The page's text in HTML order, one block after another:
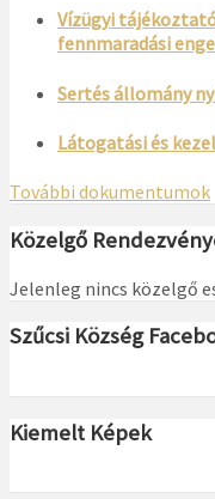
Vízügyi
fennmaradási
Sertés állomány
Látogatási és
További dokumentumok
Közelgő
Jelenleg nincs közelgő
Szűcsi Község
Kiemelt Képek